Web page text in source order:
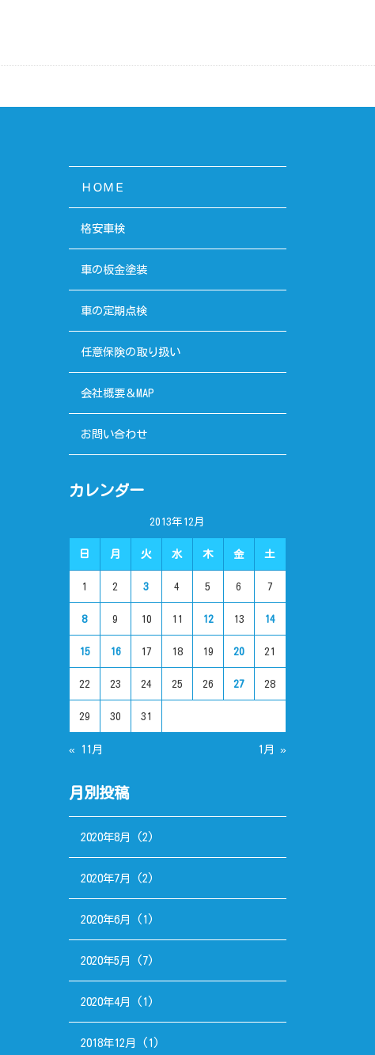
ＨＯＭＥ
格安車検
車の板金塗装
車の定期点検
任意保険の取り扱い
会社概要＆MAP
お問い合わせ
カレンダー
2013年12月
日 月 火 水 木 金 土
1 2 3 4 5 6 7
8 9 10 11 12 13 14
15 16 17 18 19 20 21
22 23 24 25 26 27 28
29 30 31
« 11月 1月 »
月別投稿
2020年8月 (2)
2020年7月 (2)
2020年6月 (1)
2020年5月 (7)
2020年4月 (1)
2018年12月 (1)